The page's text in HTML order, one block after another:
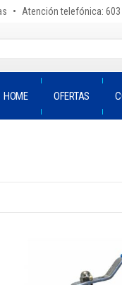
• Atención telefónica: 603
HOME OFERTAS